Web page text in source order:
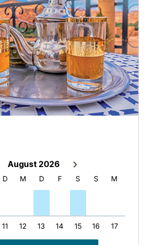
August 2026
D
11
M
12
D
13
F
14
S
15
S
16
M
17